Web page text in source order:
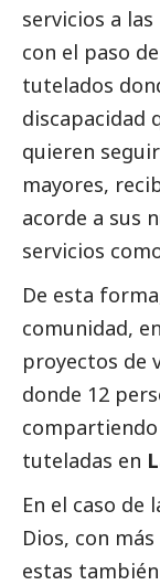
servicios a
con el paso
tutelados
discapacidad
quieren
mayores,
acorde a sus
servicios
De esta
comunidad,
proyectos de
donde 12
compartiendo
tuteladas en
En el caso de
Dios, con
estas